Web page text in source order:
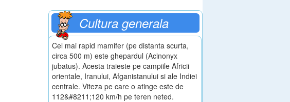
Cultura generala
Cel mai rapid mamifer (pe distanta scurta,
circa 500 m) este ghepardul (Acinonyx
jubatus). Acesta traieste pe campiile Africii
orientale, Iranului, Afganistanului si ale Indiei
centrale. Viteza pe care o atinge este de
112&#8211;120 km/h pe teren neted.